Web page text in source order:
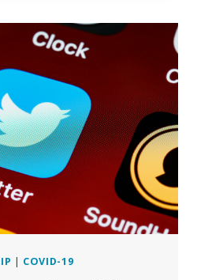
| COVID-19